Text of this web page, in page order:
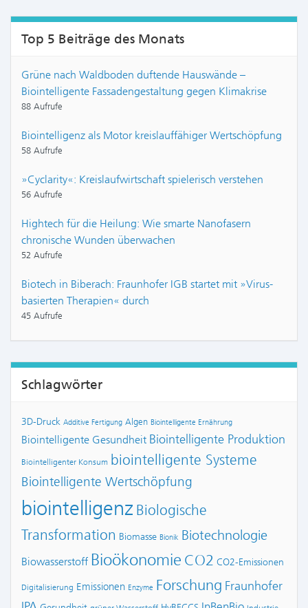
Top 5 Beiträge des Monats
Grüne nach Waldboden duftende Hauswände –
Biointelligente Fassadengestaltung gegen Klimakrise
88 Aufrufe
Biointelligenz als Motor kreislauffähiger Wertschöpfung
58 Aufrufe
»Cyclarity«: Kreislaufwirtschaft spielerisch verstehen
56 Aufrufe
Hightech für die Heilung: Wie smarte Nanofasern
chronische Wunden überwachen
52 Aufrufe
Biotech in Biberach: Fraunhofer IGB startet mit »Virus-
basierten Therapien« durch
45 Aufrufe
Schlagwörter
3D-Druck Additive Fertigung Algen Biointelligente Ernährung
Biointelligente Gesundheit Biointelligente Produktion
Biointelligenter Konsum biointelligente Systeme
Biointelligente Wertschöpfung
biointelligenz Biologische
Transformation Biomasse Bionik Biotechnologie
Biowasserstoff Bioökonomie CO2 CO2-Emissionen
Digitalisierung Emissionen Enzyme Forschung Fraunhofer